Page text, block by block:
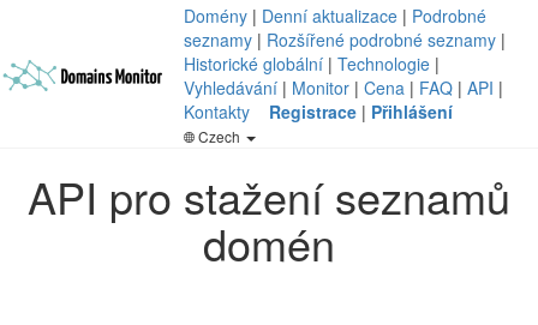
Domény | Denní aktualizace | Podrobné
seznamy | Rozšířené podrobné seznamy |
Historické globální | Technologie |
Vyhledávání | Monitor | Cena | FAQ | API |
Kontakty
Registrace | Přihlášení
Czech
API pro stažení seznamů
domén